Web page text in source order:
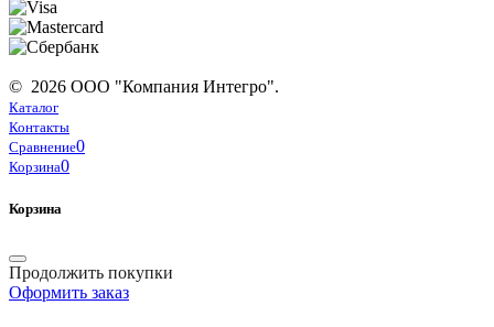
© 2026 ООО "Компания Интегро".
Каталог
Контакты
Сравнение0
Корзина0
Корзина
Продолжить покупки
Оформить заказ